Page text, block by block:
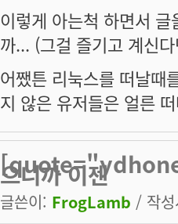
이렇게 아는척 하면서
까... (그걸 즐기고 계신
어쨌튼 리눅스를 떠날때
지 않은 유저들은 얼른
으니까 이젠
글쓴이: FrogLamb / 작